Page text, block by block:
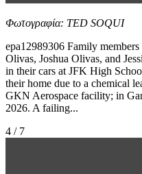
Φωτογραφία: TED SOQUI
epa12989306 Family
Olivas, Joshua Olivas, and
in their cars at JFK High
their home due to a chemical
GKN Aerospace facility; in
2026. A failing...
4 / 7